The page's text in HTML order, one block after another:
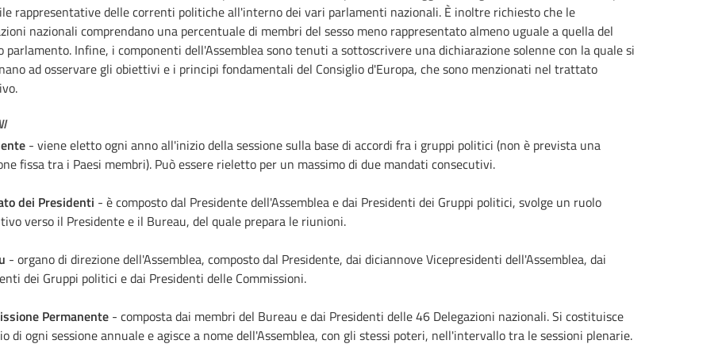
rappresentative delle correnti politiche all'interno dei vari parlamenti nazionali. È inoltre richiesto che le
nazionali comprendano una percentuale di membri del sesso meno rappresentato almeno uguale a quella del
parlamento. Infine, i componenti dell'Assemblea sono tenuti a sottoscrivere una dichiarazione solenne con la quale si
ad osservare gli obiettivi e i principi fondamentali del Consiglio d'Europa, che sono menzionati nel trattato
- viene eletto ogni anno all'inizio della sessione sulla base di accordi fra i gruppi politici (non è prevista una
fissa tra i Paesi membri). Può essere rieletto per un massimo di due mandati consecutivi.
dei Presidenti - è composto dal Presidente dell'Assemblea e dai Presidenti dei Gruppi politici, svolge un ruolo
verso il Presidente e il Bureau, del quale prepara le riunioni.
- organo di direzione dell'Assemblea, composto dal Presidente, dai diciannove Vicepresidenti dell'Assemblea, dai
dei Gruppi politici e dai Presidenti delle Commissioni.
Permanente- composta dai membri del Bureau e dai Presidenti delle 46 Delegazioni nazionali. Si costituisce
di ogni sessione annuale e agisce a nome dell'Assemblea, con gli stessi poteri, nell'intervallo tra le sessioni plenarie.